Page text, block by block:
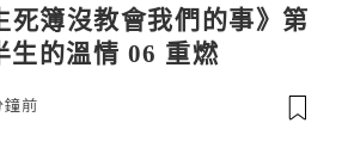
死簿沒教會我們的事》第
生的溫情 06 重燃
鐘前